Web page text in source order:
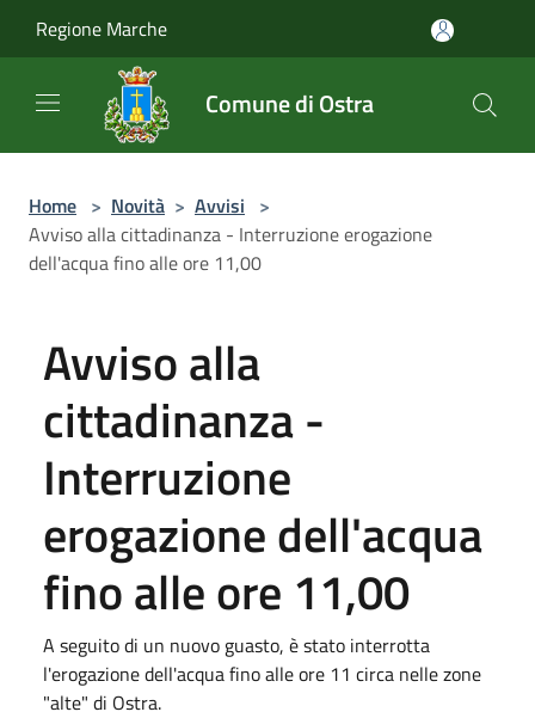
Regione Marche
Comune di Ostra
Home > Novità > Avvisi >
Avviso alla cittadinanza - Interruzione erogazione
dell'acqua fino alle ore 11,00
Avviso alla
cittadinanza -
Interruzione
erogazione dell'acqua
fino alle ore 11,00
A seguito di un nuovo guasto, è stato interrotta
l'erogazione dell'acqua fino alle ore 11 circa nelle zone
"alte" di Ostra.